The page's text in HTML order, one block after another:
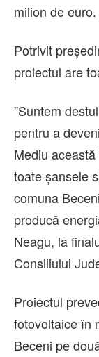
milion de euro.
Potrivit
proiectul are
”Suntem
pentru a
Mediu
toate şansele
comuna
producă
Neagu, la
Consiliului
Proiectul
fotovoltaice în
Beceni pe